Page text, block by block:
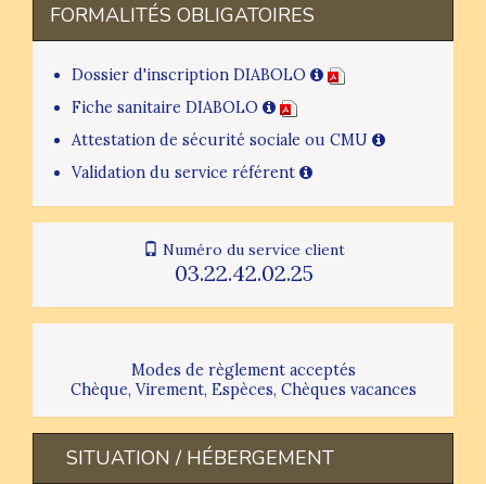
FORMALITÉS OBLIGATOIRES
Dossier d'inscription DIABOLO
Fiche sanitaire DIABOLO
Attestation de sécurité sociale ou CMU
Validation du service référent
Numéro du service client
03.22.42.02.25
Modes de règlement acceptés
Chèque, Virement, Espèces, Chèques vacances
SITUATION / HÉBERGEMENT